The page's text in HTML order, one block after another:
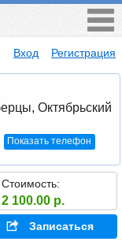
Вход Регистрация
Октябрьский
Показать телефон
Стоимость:
2 100.00 р.
Записаться